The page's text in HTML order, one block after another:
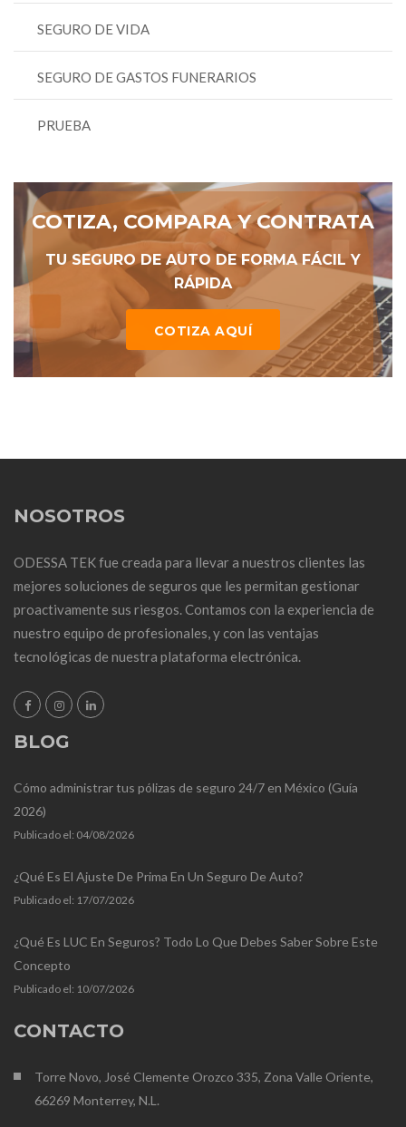
SEGURO DE VIDA
SEGURO DE GASTOS FUNERARIOS
PRUEBA
COTIZA, COMPARA Y CONTRATA
TU SEGURO DE AUTO DE FORMA FÁCIL Y
RÁPIDA
COTIZA AQUÍ
NOSOTROS
ODESSA TEK fue creada para llevar a nuestros clientes las
mejores soluciones de seguros que les permitan gestionar
proactivamente sus riesgos. Contamos con la experiencia de
nuestro equipo de profesionales, y con las ventajas
tecnológicas de nuestra plataforma electrónica.
BLOG
Cómo administrar tus pólizas de seguro 24/7 en México (Guía
2026)
Publicado el: 04/08/2026
¿Qué Es El Ajuste De Prima En Un Seguro De Auto?
Publicado el: 17/07/2026
¿Qué Es LUC En Seguros? Todo Lo Que Debes Saber Sobre Este
Concepto
Publicado el: 10/07/2026
CONTACTO
Torre Novo, José Clemente Orozco 335, Zona Valle Oriente,
66269 Monterrey, N.L.